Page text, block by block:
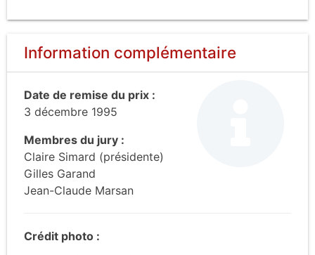
Information complémentaire
Date de remise du prix :
3 décembre 1995
Membres du jury :
Claire Simard (présidente)
Gilles Garand
Jean-Claude Marsan
Crédit photo :